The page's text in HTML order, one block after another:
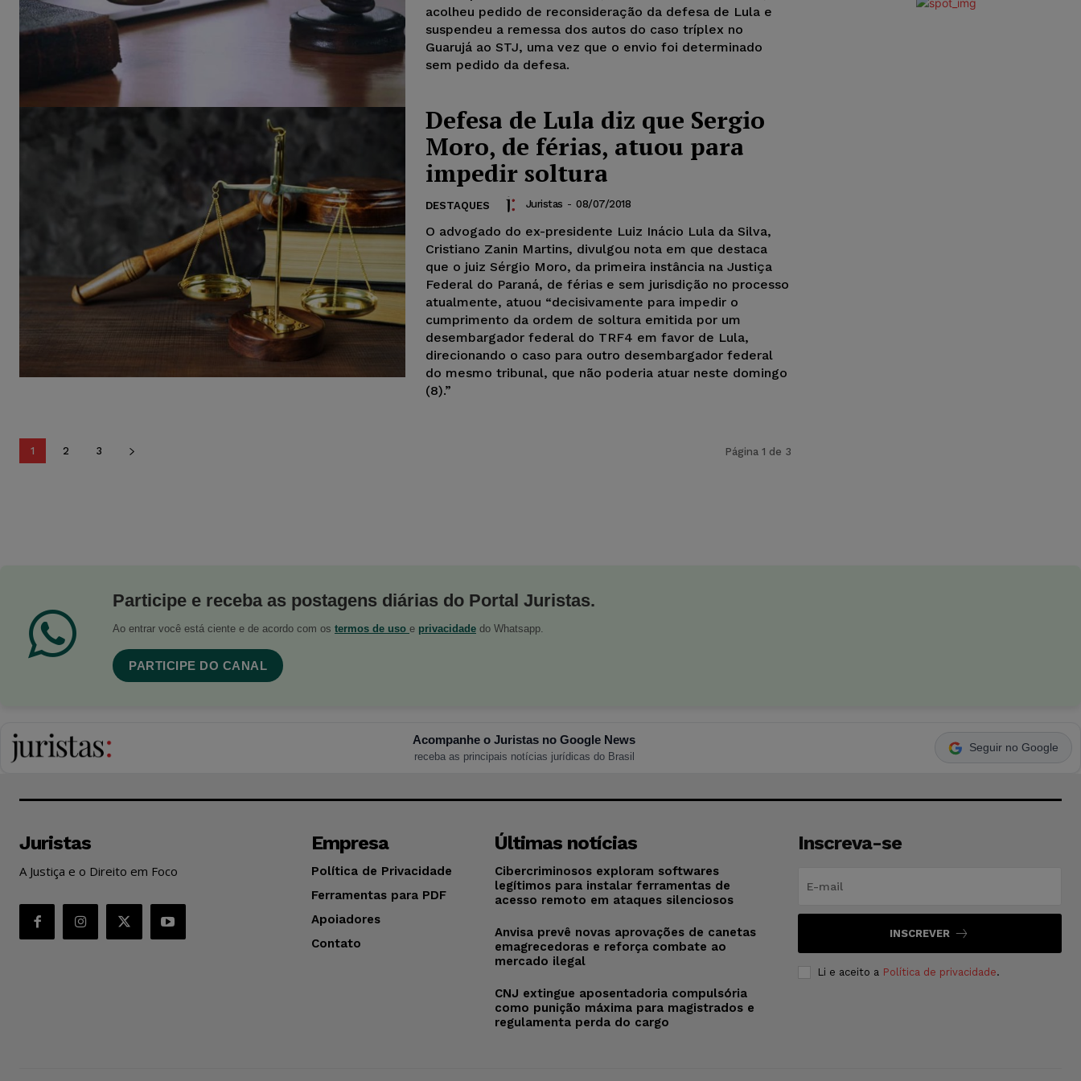
acolheu pedido de reconsideração da defesa de Lula e
suspendeu a remessa dos autos do caso tríplex no
Guarujá ao STJ, uma vez que o envio foi determinado
sem pedido da defesa.
Defesa de Lula diz que Sergio
Moro, de férias, atuou para
impedir soltura
DESTAQUES Juristas - 08/07/2018
O advogado do ex-presidente Luiz Inácio Lula da Silva,
Cristiano Zanin Martins, divulgou nota em que destaca
que o juiz Sérgio Moro, da primeira instância na Justiça
Federal do Paraná, de férias e sem jurisdição no processo
atualmente, atuou “decisivamente para impedir o
cumprimento da ordem de soltura emitida por um
desembargador federal do TRF4 em favor de Lula,
direcionando o caso para outro desembargador federal
do mesmo tribunal, que não poderia atuar neste domingo
(8).”
1 2 3 Página 1 de 3
Participe e receba as postagens diárias do Portal Juristas.
Ao entrar você está ciente e de acordo com os termos de uso e privacidade do Whatsapp.
PARTICIPE DO CANAL
Acompanhe o Juristas no Google News
receba as principais notícias jurídicas do Brasil
Seguir no Google
Juristas
A Justiça e o Direito em Foco
Empresa
Política de Privacidade
Ferramentas para PDF
Apoiadores
Contato
Últimas notícias
Cibercriminosos exploram softwares
legítimos para instalar ferramentas de
acesso remoto em ataques silenciosos
Anvisa prevê novas aprovações de canetas
emagrecedoras e reforça combate ao
mercado ilegal
CNJ extingue aposentadoria compulsória
como punição máxima para magistrados e
regulamenta perda do cargo
Inscreva-se
INSCREVER
Li e aceito a Política de privacidade.